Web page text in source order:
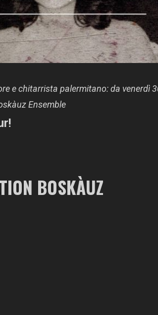
e chitarrista palermitano: da venerdì
Ensemble
BOSKÀUZ